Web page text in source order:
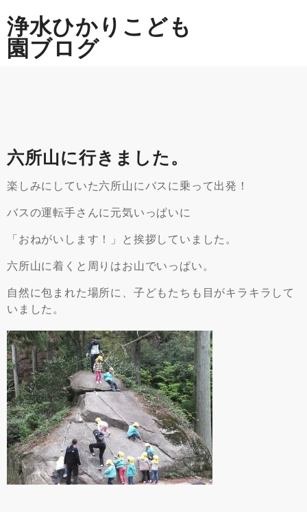
to
content
浄水ひかりこども
園ブログ
六所山に行きました。
楽しみにしていた六所山にバスに乗って出発！
バスの運転手さんに元気いっぱいに
「おねがいします！」と挨拶していました。
六所山に着くと周りはお山でいっぱい。
自然に包まれた場所に、子どもたちも目がキラキラして
いました。